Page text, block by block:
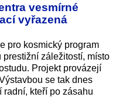
vesmírné
vyřazená
pro kosmický program
prestižní záležitostí, místo
Projekt provázejí
se tak dnes
radní, kteří po zásahu